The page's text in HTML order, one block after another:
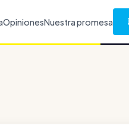
OpinionesNuestra promesa